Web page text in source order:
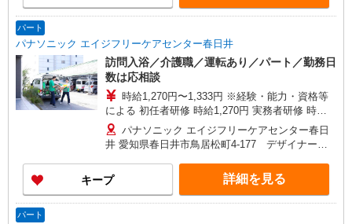
パート
パナソニック エイジフリーケアセンター春日井
訪問入浴／介護職／運転あり／パート／勤務日
数は応相談
時給1,270円〜1,333円 ※経験・能力・資格等
による 初任者研修 時給1,270円 実務者研修 時給
1,270円 介護福祉士 時給1,333円 ※サービス提供8
件目以降〜1,000円/件 手当あり ※一律処遇改善加
算含む 〇時間外勤務手当 〇土日祝勤務手当 〇無
事故無違反表彰金 〇年末年始勤務手当
パナソニック エイジフリーケアセンター春日
井 愛知県春日井市鳥居松町4-177 デザイナーズ
キープ 詳細を見る
パート